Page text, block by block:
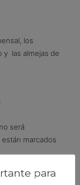
los
y las almejas de
será
marcados
para